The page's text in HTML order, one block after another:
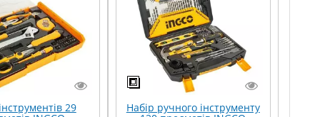
29 Набір ручного інструменту